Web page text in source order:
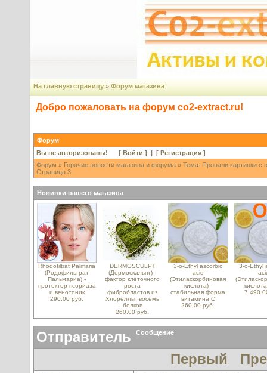
На главную страницу » Форум магазина
Добро пожаловать на форум co2-extract.ru!
Форум
Вы не авторизованы! [ Войти ] | [ Регистрация ]
Форум » Горячие новости магазина и форума » Тема: Пропали картинки с
Страница 3
Новинки нашего магазина
Rhodofiltrat Palmaria
(Родофильтрат
Пальмариа) -
протектор псориаза
и венотоник
290.00 руб.
DERMOSCULPT
(Дермоскальпт) -
фактор клеточного
роста
фибробластов из
Хлореллы, восемь
белков
260.00 руб.
3-o-Ethyl ascorbic
acid
(Этиласкорбиновая
кислота) -
стабильная форма
витамина С
260.00 руб.
3-o-Ethyl
Отправитель Сообщение
Первый